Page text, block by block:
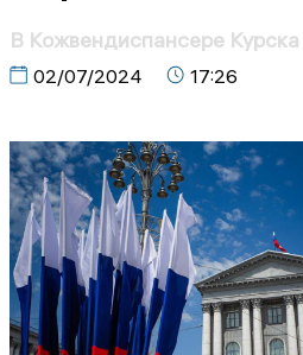
В Кожвендиспансере Курска
02/07/2024 17:26